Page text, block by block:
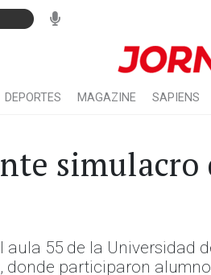
DEPORTES MAGAZINE SAPIENS
aula 55 de la
participaron